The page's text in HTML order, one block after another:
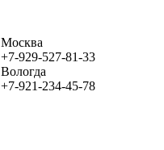
Москва
+7-929-527-81-33
Вологда
+7-921-234-45-78